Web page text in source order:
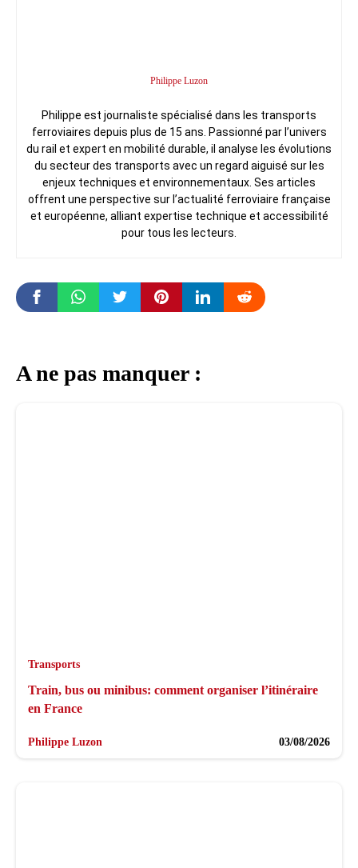
Philippe Luzon
Philippe est journaliste spécialisé dans les transports
ferroviaires depuis plus de 15 ans. Passionné par l’univers
du rail et expert en mobilité durable, il analyse les évolutions
du secteur des transports avec un regard aiguisé sur les
enjeux techniques et environnementaux. Ses articles
offrent une perspective sur l’actualité ferroviaire française
et européenne, alliant expertise technique et accessibilité
pour tous les lecteurs.
A ne pas manquer :
Transports
Train, bus ou minibus: comment organiser l’itinéraire
en France
Philippe Luzon 03/08/2026